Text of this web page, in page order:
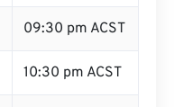
09:30 pm ACST
10:30 pm ACST